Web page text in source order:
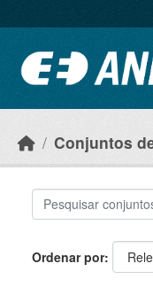
Conjuntos
Ordenar por